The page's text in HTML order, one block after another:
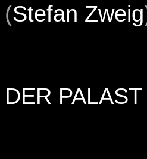
(Stefan Zweig
DER PALAST